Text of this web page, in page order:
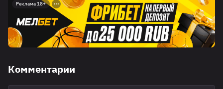
Реклама 18+
Комментарии